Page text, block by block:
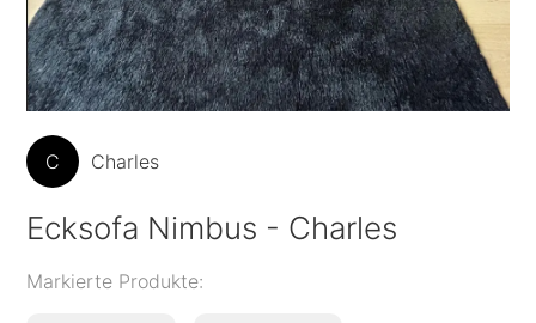
C Charles
Ecksofa Nimbus - Charles
Markierte Produkte: